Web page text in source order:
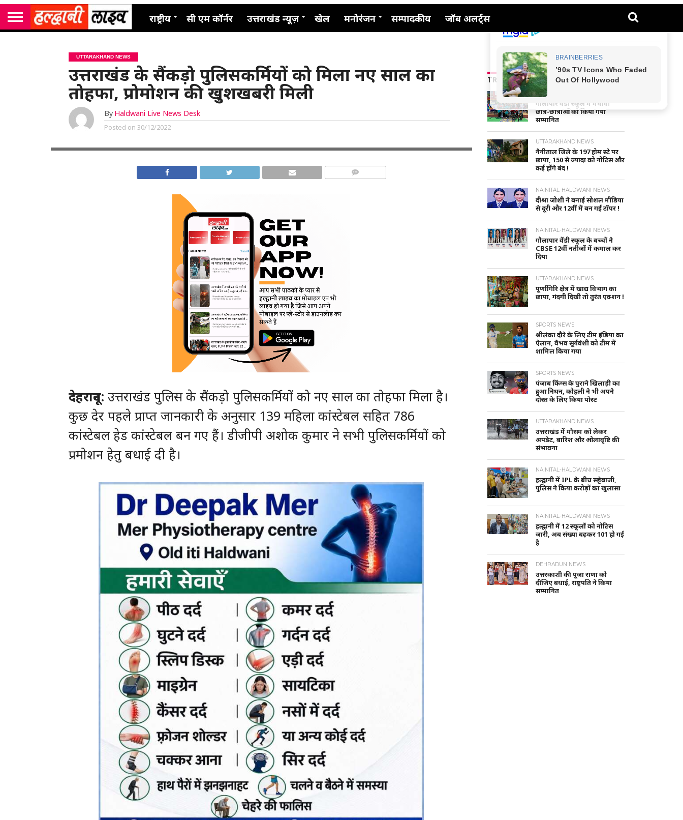
राष्ट्रीय सी एम कॉर्नर उत्तराखंड न्यूज़ खेल मनोरंजन सम्पादकीय जॉब अलर्ट्स
UTTARAKHAND NEWS
उत्तराखंड के सैंकड़ो पुलिसकर्मियों को मिला नए साल का
तोहफा, प्रोमोशन की खुशखबरी मिली
By Haldwani Live News Desk
Posted on 30/12/2022
देहरादून: उत्तराखंड पुलिस के सैंकड़ो पुलिसकर्मियों को नए साल का तोहफा मिला है।
कुछ देर पहले प्राप्त जानकारी के अनुसार 139 महिला कांस्टेबल सहित 786
कांस्टेबल हेड कांस्टेबल बन गए हैं। डीजीपी अशोक कुमार ने सभी पुलिसकर्मियों को
प्रमोशन हेतु बधाई दी है।
TRENDING NEWS
NAINITAL-HALDWANI NEWS
गौलापार वैंडी स्कूल में मेधावी
छात्र-छात्राओं को किया गया
सम्मानित
UTTARAKHAND NEWS
नैनीताल जिले के 197 होम स्टे पर
छापा, 150 से ज्यादा को नोटिस और
कई होंगे बंद !
NAINITAL-HALDWANI NEWS
दीश्रा जोशी ने बनाई सोशल मीडिया
से दूरी और 12वीं में बन गई टॉपर !
NAINITAL-HALDWANI NEWS
गौलापार वेंडी स्कूल के बच्चों ने
CBSE 12वीं नतीजों में कमाल कर
दिया
UTTARAKHAND NEWS
पूर्णागिरि क्षेत्र में खाद्य विभाग का
छापा, गंदगी दिखी तो तुरंत एक्शन !
SPORTS NEWS
श्रीलंका दौरे के लिए टीम इंडिया का
ऐलान, वैभव सूर्यवंशी को टीम में
शामिल किया गया
SPORTS NEWS
पंजाब किंग्स के पुराने खिलाड़ी का
हुआ निधन, कोहली ने भी अपने
दोस्त के लिए किया पोस्ट
UTTARAKHAND NEWS
उत्तराखंड में मौसम को लेकर
अपडेट, बारिश और ओलावृष्टि की
संभावना
NAINITAL-HALDWANI NEWS
हल्द्वानी में IPL के बीच सट्टेबाजी,
पुलिस ने किया करोड़ों का खुलासा
NAINITAL-HALDWANI NEWS
हल्द्वानी में 12 स्कूलों को नोटिस
जारी, अब संख्या बढ़कर 101 हो गई
है
DEHRADUN NEWS
उत्तरकाशी की पूजा राणा को
दीजिए बधाई, राष्ट्रपति ने किया
सम्मानित